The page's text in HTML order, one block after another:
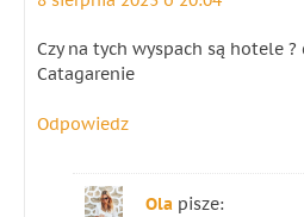
Czy na tych wyspach są hotele ?
Catagarenie
Odpowiedz
Ola pisze: